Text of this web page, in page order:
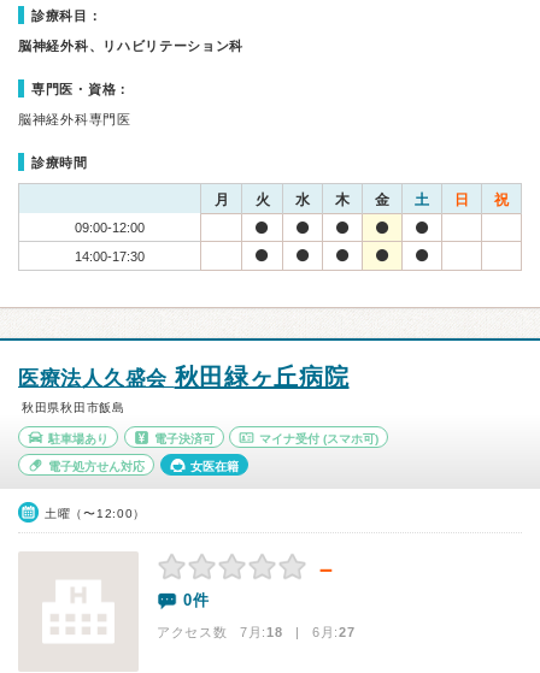
診療科目：
脳神経外科、リハビリテーション科
専門医・資格：
脳神経外科専門医
診療時間
月 火 水 木 金 土 日 祝
09:00-12:00
14:00-17:30
医療法人久盛会 秋田緑ヶ丘病院
秋田県秋田市飯島
駐車場あり 電子決済可 マイナ受付 (スマホ可)
電子処方せん対応 女医在籍
土曜（〜12:00）
－
0件
アクセス数 7月:18 | 6月:27